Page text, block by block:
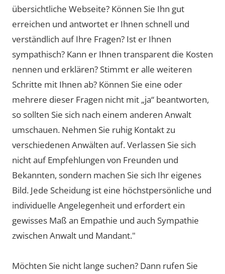
übersichtliche Webseite? Können Sie Ihn gut
erreichen und antwortet er Ihnen schnell und
verständlich auf Ihre Fragen? Ist er Ihnen
sympathisch? Kann er Ihnen transparent die Kosten
nennen und erklären? Stimmt er alle weiteren
Schritte mit Ihnen ab? Können Sie eine oder
mehrere dieser Fragen nicht mit „ja“ beantworten,
so sollten Sie sich nach einem anderen Anwalt
umschauen. Nehmen Sie ruhig Kontakt zu
verschiedenen Anwälten auf. Verlassen Sie sich
nicht auf Empfehlungen von Freunden und
Bekannten, sondern machen Sie sich Ihr eigenes
Bild. Jede Scheidung ist eine höchstpersönliche und
individuelle Angelegenheit und erfordert ein
gewisses Maß an Empathie und auch Sympathie
zwischen Anwalt und Mandant."
Möchten Sie nicht lange suchen? Dann rufen Sie